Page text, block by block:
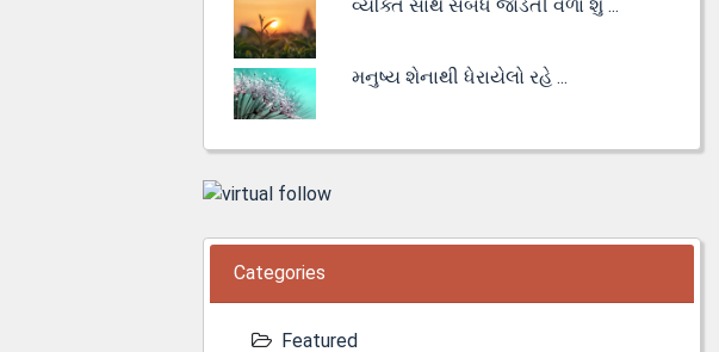
વ્યક્તિ સાથે સંબંધ જોડતી વેળા શું ...
મનુષ્ય શેનાથી ધેરાયેલો રહે ...
Categories
Featured